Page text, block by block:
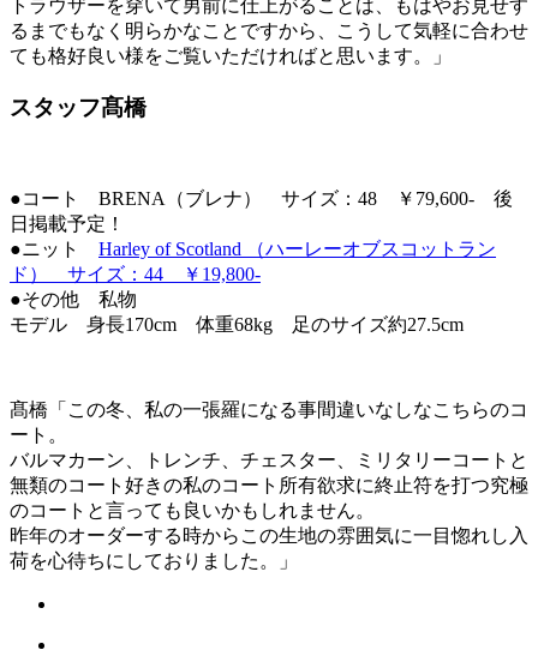
トラウザーを穿いて男前に仕上がることは、もはやお見せす
るまでもなく明らかなことですから、こうして気軽に合わせ
ても格好良い様をご覧いただければと思います。」
スタッフ髙橋
●コート BRENA（ブレナ） サイズ：48 ￥79,600- 後
日掲載予定！
●ニット Harley of Scotland （ハーレーオブスコットラン
ド） サイズ：44 ￥19,800-
●その他 私物
モデル 身長170cm 体重68kg 足のサイズ約27.5cm
髙橋「この冬、私の一張羅になる事間違いなしなこちらのコ
ート。
バルマカーン、トレンチ、チェスター、ミリタリーコートと
無類のコート好きの私のコート所有欲求に終止符を打つ究極
のコートと言っても良いかもしれません。
昨年のオーダーする時からこの生地の雰囲気に一目惚れし入
荷を心待ちにしておりました。」